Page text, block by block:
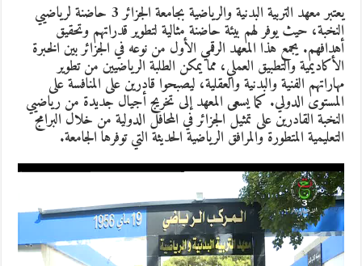
يعتبر معهد التربية البدنية والرياضية بجامعة الجزائر 3 حاضنة لرياضيي
النخبة، حيث يوفر لهم بيئة حاضنة مثالية لتطوير قدراتهم وتحقيق
أهدافهم. يجمع هذا المعهد الرقمي الأول من نوعه في الجزائر بين الخبرة
الأكاديمية والتطبيق العملي، مما يمكن الطلبة الرياضيين من تطوير
مهاراتهم الفنية والبدنية والعقلية، ليصبحوا قادرين على المنافسة على
المستوى الدولي. كما يسعى المعهد إلى تخريج أجيال جديدة من رياضيي
النخبة القادرين على تمثيل الجزائر في المحافل الدولية من خلال البرامج
التعليمية المتطورة والمرافق الرياضية الحديثة التي توفرها الجامعة.